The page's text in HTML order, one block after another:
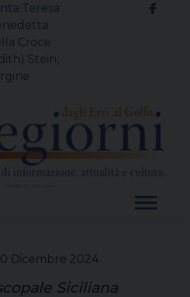
Teresa
Croce
Stein,
Dicembre 2024
Siciliana